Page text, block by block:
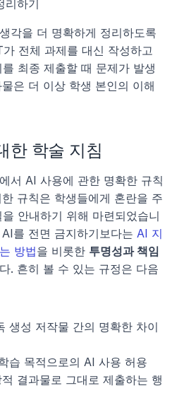
리하기
각을 더 명확하게 정리하도록
전체 과제를 대신 작성하고
최종 제출할 때 문제가 발생
은 더 이상 학생 본인의 이해
한 학술 지침
서 AI 사용에 관한 명확한 규칙
규칙은 학생들에게 혼란을 주
안내하기 위해 마련되었습니
를 전면 금지하기보다는 AI 지
방법을 비롯한 투명성과 책임
. 흔히 볼 수 있는 규정은 다음
생성 저작물 간의 명확한 차이
습 목적으로의 AI 사용 허용
결과물로 그대로 제출하는 행